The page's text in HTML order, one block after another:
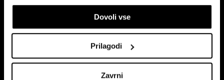
Identificirati napravo z aktivnim preverjanjem
lastnosti (odčitavanje prstnih odtisov)
Poglejte si še, kako se obdelujejo vaši osebni podatki in
nastavite svoje preference vrazdelku o podrobnostih
iz Izjave o piškotkih.
Dovoli vse
Prilagodi
Zavrni
Finančni trgi
Tehnologija
Šport